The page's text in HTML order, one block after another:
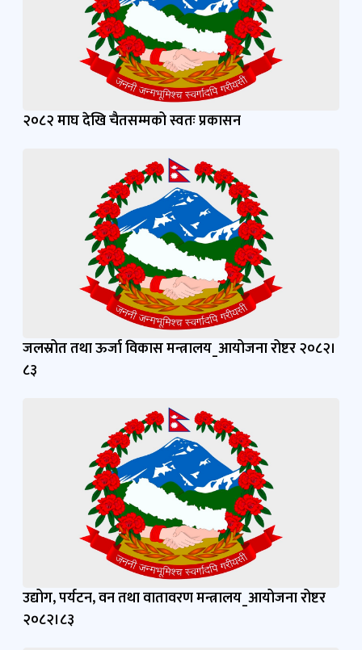
२०८२ माघ देखि चैतसम्मको स्वतः प्रकासन
जलस्रोत तथा ऊर्जा विकास मन्त्रालय_आयोजना रोष्टर २०८२।
८३
उद्योग, पर्यटन, वन तथा वातावरण मन्त्रालय_आयोजना रोष्टर
२०८२।८३